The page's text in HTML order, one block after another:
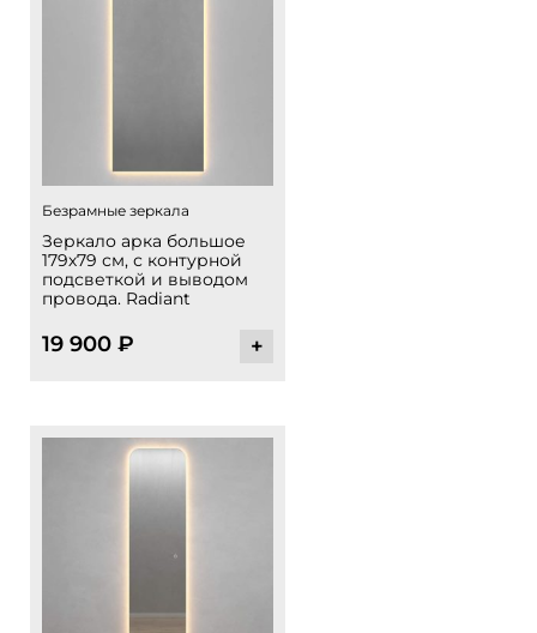
Безрамные зеркала
Зеркало арка большое
179х79 см, с контурной
подсветкой и выводом
провода. Radiant
19 900 ₽ +